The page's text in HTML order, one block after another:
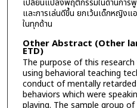
เปลี่ยนแปลงพฤติกรรมในด้านการ
และการเล่นดีขึ้น ยกเว้นเด็กหญิง
ในทุกด้าน
Other Abstract (Other
ETD)
The purpose of this
using behavioral teaching
conduct of mentally
behaviors which were
playing. The sample group